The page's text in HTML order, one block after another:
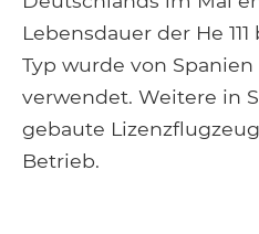
Lebensdauer der He
Typ wurde von Spanien
verwendet. Weitere in
gebaute
Betrieb.